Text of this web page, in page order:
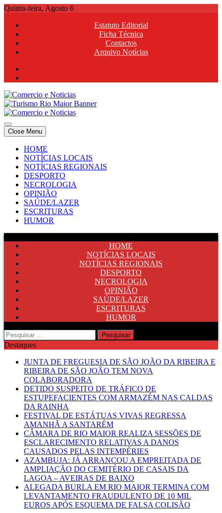
Skip
content
Quinta-feira, Agosto 6
Estatuto Editorial
Ficha Técnica
Contactos
Arquivo Notícias
Comercio e Noticias
Notícias e Publicidade Online
Comercio e Noticias
Notícias e Publicidade Online
Close Menu
HOME
NOTÍCIAS LOCAIS
NOTÍCIAS REGIONAIS
DESPORTO
NECROLOGIA
OPINIÃO
SAÚDE/LAZER
ESCRITURAS
HUMOR
HOME
NOTÍCIAS LOCAIS
NOTÍCIAS REGIONAIS
DESPORTO
NECROLOGIA
OPINIÃO
SAÚDE/LAZER
ESCRITURAS
HUMOR
Pesquisar
por:
Destaques
JUNTA DE FREGUESIA DE SÃO JOÃO DA RIBEIRA E
RIBEIRA DE SÃO JOÃO TEM NOVA
COLABORADORA
DETIDO SUSPEITO DE TRÁFICO DE
ESTUPEFACIENTES COM ARMAZÉM NAS CALDAS
DA RAINHA
FESTIVAL DE ESTÁTUAS VIVAS REGRESSA
AMANHÃ A SANTARÉM
CÂMARA DE RIO MAIOR REALIZA SESSÕES DE
ESCLARECIMENTO RELATIVAS A DANOS
CAUSADOS PELAS INTEMPÉRIES
AZAMBUJA: JÁ ARRANCOU A EMPREITADA DE
AMPLIAÇÃO DO CEMITÉRIO DE CASAIS DA
LAGOA – AVEIRAS DE BAIXO
ALEGADA BURLA EM RIO MAIOR TERMINA COM
LEVANTAMENTO FRAUDULENTO DE 10 MIL
EUROS APÓS ESQUEMA DE FALSA COLISÃO